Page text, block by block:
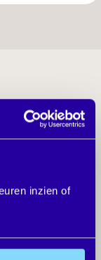
inzien of